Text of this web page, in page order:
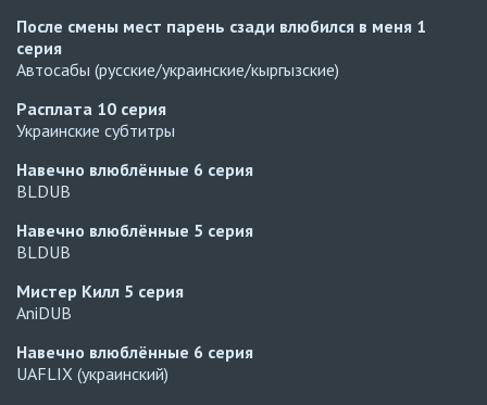
После смены мест парень сзади влюбился в меня 1
серия
Автосабы (русские/украинские/кыргызские)
Расплата 10 серия
Украинские субтитры
Навечно влюблённые 6 серия
BLDUB
Навечно влюблённые 5 серия
BLDUB
Мистер Килл 5 серия
AniDUB
Навечно влюблённые 6 серия
UAFLIX (украинский)